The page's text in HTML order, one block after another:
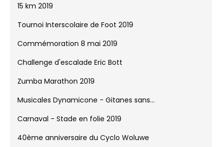
Bal de l'été 2019
Conseil de la Jeunesse en visite à...
Forum de la Jeunesse de Woluwe-sain...
15 km 2019
Tournoi Interscolaire de Foot 2019
Commémoration 8 mai 2019
Challenge d'escalade Eric Bott
Zumba Marathon 2019